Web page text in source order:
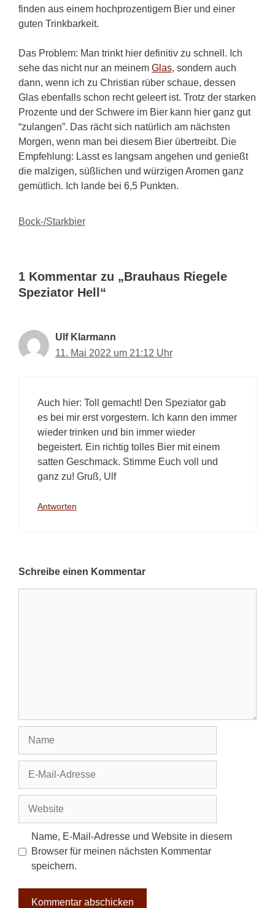
finden aus einem hochprozentigem Bier und einer
guten Trinkbarkeit.
Das Problem: Man trinkt hier definitiv zu schnell. Ich
sehe das nicht nur an meinem Glas, sondern auch
dann, wenn ich zu Christian rüber schaue, dessen
Glas ebenfalls schon recht geleert ist. Trotz der starken
Prozente und der Schwere im Bier kann hier ganz gut
“zulangen”. Das rächt sich natürlich am nächsten
Morgen, wenn man bei diesem Bier übertreibt. Die
Empfehlung: Lasst es langsam angehen und genießt
die malzigen, süßlichen und würzigen Aromen ganz
gemütlich. Ich lande bei 6,5 Punkten.
Kategorien
Bock-/Starkbier
1 Kommentar zu „Brauhaus Riegele
Speziator Hell“
Ulf Klarmann
11. Mai 2022 um 21:12 Uhr
Auch hier: Toll gemacht! Den Speziator gab
es bei mir erst vorgestern. Ich kann den immer
wieder trinken und bin immer wieder
begeistert. Ein richtig tolles Bier mit einem
satten Geschmack. Stimme Euch voll und
ganz zu! Gruß, Ulf
Antworten
Schreibe einen Kommentar
Adresse
Name, E-Mail-Adresse und Website in diesem
Browser für meinen nächsten Kommentar
speichern.